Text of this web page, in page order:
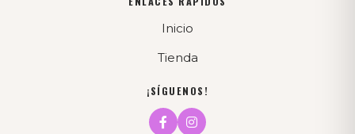
Inicio
Tienda
¡SÍGUENOS!